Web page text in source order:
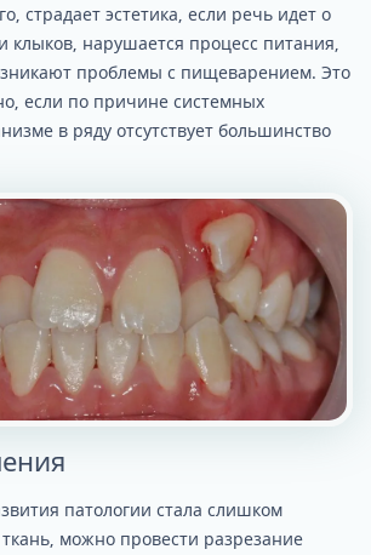
страдает эстетика, если речь идет о
клыков, нарушается процесс питания,
проблемы с пищеварением. Это
если по причине системных
в ряду отсутствует большинство
патологии стала слишком
можно провести разрезание